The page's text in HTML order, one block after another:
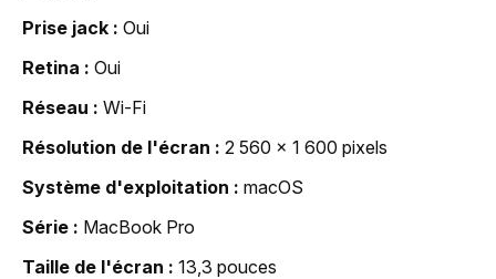
Prise jack
Oui
Retina
Oui
Réseau
Wi-Fi
Résolution de l'écran
2 560 x 1 600 pixels
Système d'exploitation
macOS
Série
MacBook Pro
Taille de l'écran
13,3 pouces